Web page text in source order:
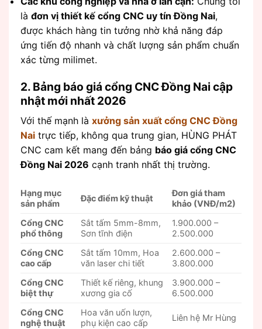
là đơn vị thiết kế cổng CNC uy tín Đồng Nai,
được khách hàng tin tưởng nhờ khả năng đáp
ứng tiến độ nhanh và chất lượng sản phẩm chuẩn
xác từng milimet.
2. Bảng báo giá cổng CNC Đồng Nai cập
nhật mới nhất 2026
Với thế mạnh là xưởng sản xuất cổng CNC Đồng
Nai trực tiếp, không qua trung gian, HÙNG PHÁT
CNC cam kết mang đến bảng báo giá cổng CNC
Đồng Nai 2026 cạnh tranh nhất thị trường.
Hạng mục
sản phẩm
Đặc điểm kỹ thuật
Đơn giá tham
khảo (VNĐ/m2)
Cổng CNC
phổ thông
Sắt tấm 5mm-8mm,
Sơn tĩnh điện
1.900.000 –
2.500.000
Cổng CNC
cao cấp
Sắt tấm 10mm, Hoa
văn laser chi tiết
2.600.000 –
3.800.000
Cổng CNC
biệt thự
Thiết kế riêng, khung
xương gia cố
3.900.000 –
6.500.000
Cổng CNC
nghệ thuật
Hoa văn uốn lượn,
phụ kiện cao cấp
Liên hệ Mr Hùng